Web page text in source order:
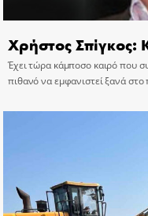
Χρήστος Σπίγκος:
Έχει τώρα κάμποσο καιρό που
πιθανό να εμφανιστεί ξανά στο